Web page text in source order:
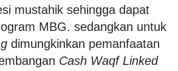
mustahik sehingga dapat
MBG. sedangkan untuk
dimungkinkan pemanfaatan
Cash Waqf Linked